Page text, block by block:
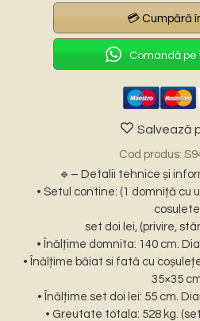
Comandă pe
Salvează
Cod produs:
🔹– Detalii tehnice și
• Setul contine: (1 domniță cu
cosulete,
set doi lei, (privire,
• Înălțime domnita: 140 cm.
• Înălțime băiat si fată cu
35×35
• Înălțime set doi lei: 55 cm.
• Greutate totala: 528 kg.